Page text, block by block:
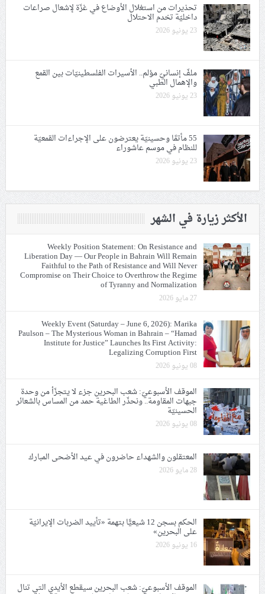
تحذيرات من استغلال الأوضاع في غزّة لإشعال صراعات
داخليّة تخدم الاحتلال
23 يونيو 2026
ملفّ إنسانيّ مؤلم.. الأسيرات الفلسطينيّات بين القمع
والإهمال الطبي
23 يونيو 2026
55 مأتمًا وحسينيّة يعترضون على الإجراءات القمعيّة
للنظام في موسم عاشوراء
23 يونيو 2026
الأكثر زيارة في الشهر
Weekly Position Statement: On Resistance and
Liberation Day — Our People in Bahrain Will Remain
Faithful to the Path of Resistance and Will Never
Compromise on Their Choice to Overthrow the Regime
of Tyranny and Normalization
27 مايو 2026
Weekly Event (Saturday – June 6, 2026): Marika
Paulson – The Mysterious Woman in Bahrain – “Hamad
Institute for Justice” Launches Its First Activity:
Legalizing Corruption First
08 يونيو 2026
الموقف الأسبوعيّ: شعب البحرين جزء لا يتجزّأ من وحدة
جبهات المقاومة.. ونحذّر الطاغية حمد من المساس بالشعائر
الحسينيّة
08 يونيو 2026
المعتقلون والشهداء حاضرون في عيد الأضحى المبارك
28 مايو 2026
الحكم بسجن 12 شيعيًّا بتهمة «تأييد الضربات الإيرانيّة
على البحرين»
16 يونيو 2026
الموقف الأسبوعيّ: شعب البحرين سيقطع الأيدي التي تنال